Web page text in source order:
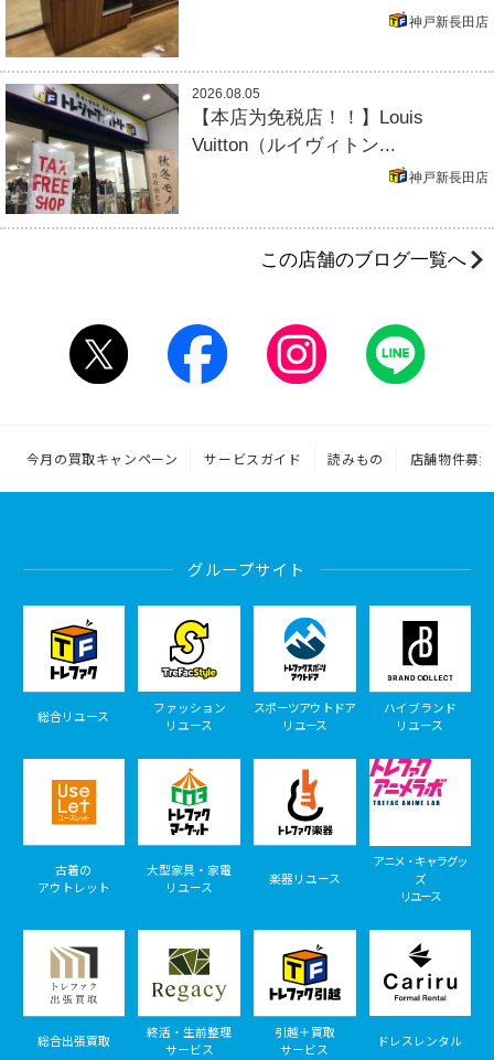
神戸新長田店
2026.08.05
【本店为免税店！！】Louis
Vuitton（ルイヴィトン...
神戸新長田店
この店舗のブログ一覧へ
今月の買取キャンペーン サービスガイド 読みもの 店舗物件募集
グループサイト
総合リユース
ファッション
リユース
スポーツアウトドア
リユース
ハイブランド
リユース
古着の
アウトレット
大型家具・家電
リユース
楽器リユース
アニメ・キャラグッ
ズ
リユース
総合出張買取
終活・生前整理
サービス
引越＋買取
サービス
ドレスレンタル